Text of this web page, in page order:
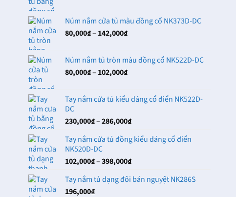
66,000₫
đến
Núm nắm cửa tủ màu đồng cổ NK373D-DC
80,000₫– 142,000₫Khoảng
80,000₫
đến
Núm nắm tủ tròn màu đồng cổ NK522D-DC
80,000₫– 102,000₫Khoảng
80,000₫
102,000₫
Tay nắm cửa tủ kiểu dáng cổ điển NK522D-
DC
230,000₫– 286,000₫Khoảng
từ
đến
Tay nắm cửa tủ đồng kiểu dáng cổ điển
NK520D-DC
102,000₫– 398,000₫Khoảng
từ
Tay nắm tủ dạng đôi bán nguyệt NK286S
196,000₫